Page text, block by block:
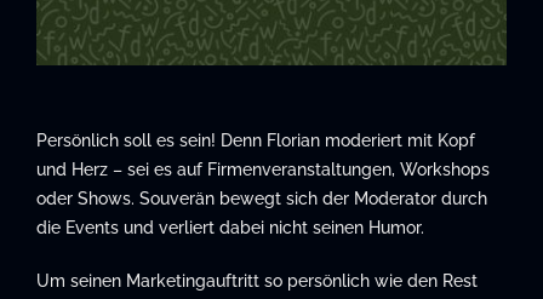
Persönlich soll es sein! Denn Florian moderiert mit Kopf
und Herz – sei es auf Firmenveranstaltungen, Workshops
oder Shows. Souverän bewegt sich der Moderator durch
die Events und verliert dabei nicht seinen Humor.
Um seinen Marketingauftritt so persönlich wie den Rest